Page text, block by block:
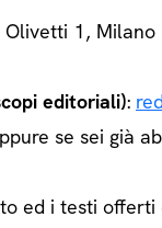
Olivetti 1, Milano
editoriali):
se sei già
ed i testi offerti